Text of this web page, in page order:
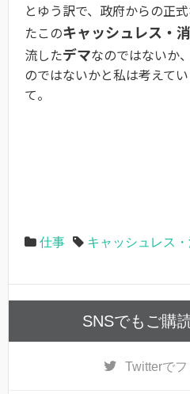
とゆう訳で、政府からの正
たこのキャッシュレス・
流したデマなのではないか、
のではないかと私は考えて
て。
仕事 キャッシュレス
SNSでもご購
Twitterで